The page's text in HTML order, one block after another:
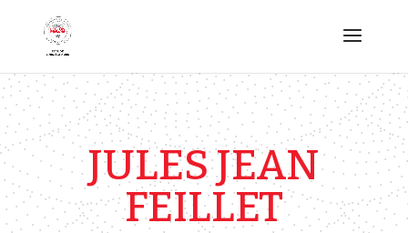
JULES JEAN
FEILLET